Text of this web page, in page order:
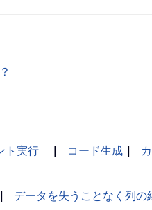
ト実行 ｜ コード生成 ｜
｜ データを失うことなく列の